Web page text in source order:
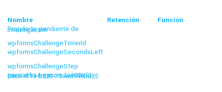
Nombre Retención
Función
Propósito pendiente de investigación
wpformsChallengeTimerId
wpformsChallengeSecondsLeft
wpformsChallengeStep
persist:hs-beacon-1ae02e91-5865-4f13-b220-7daed946ba25